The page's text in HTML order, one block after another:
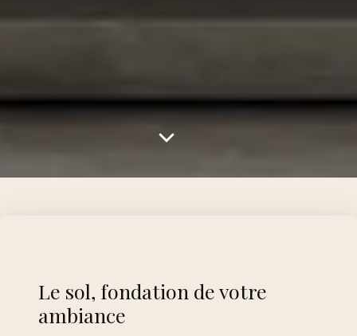
Le sol, fondation de votre
ambiance